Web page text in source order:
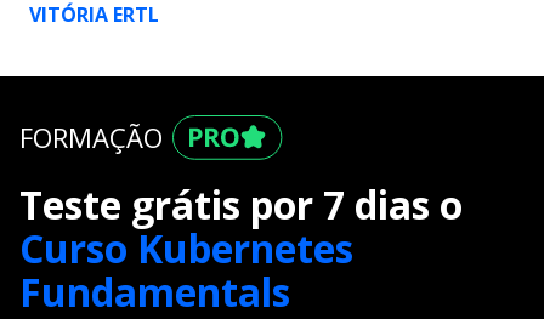
VITÓRIA ERTL
FORMAÇÃO
Teste grátis por 7 dias o
Curso Kubernetes
Fundamentals